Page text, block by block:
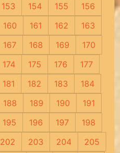
153 154 155
156
160 161 162
163
167 168 169
170
174 175 176
177
181 182 183
184
188 189 190
191
195 196 197
198
202 203 204
205